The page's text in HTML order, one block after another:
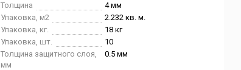
Толщина
4 мм
Упаковка, м2
2.232 кв. м.
Упаковка, кг.
18 кг
Упаковка, шт.
10
Толщина защитного слоя,
мм
0.5 мм